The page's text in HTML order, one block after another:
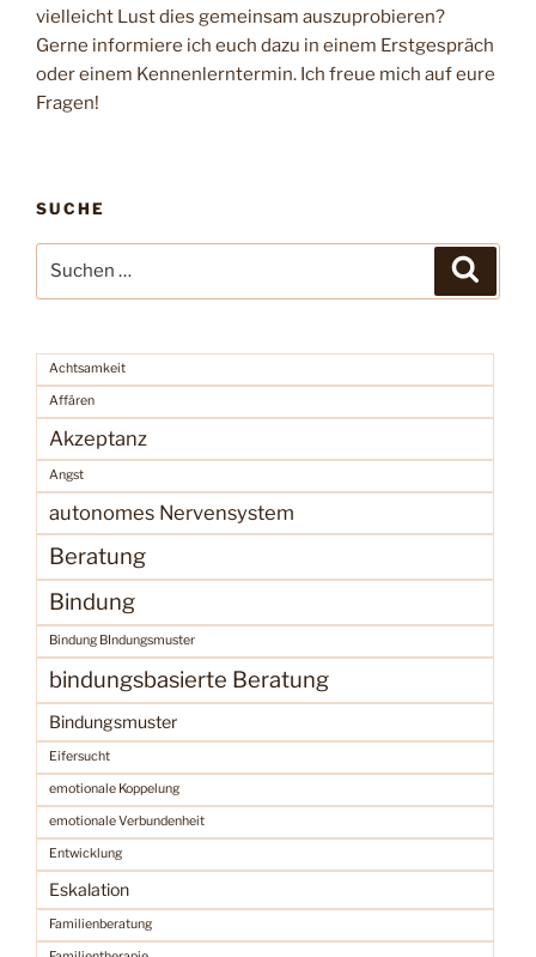
vielleicht Lust dies gemeinsam auszuprobieren?
Gerne informiere ich euch dazu in einem Erstgespräch
oder einem Kennenlerntermin. Ich freue mich auf eure
Fragen!
SUCHE
nach:
Achtsamkeit
Affären
Akzeptanz
Angst
autonomes Nervensystem
Beratung
Bindung
Bindung BIndungsmuster
bindungsbasierte Beratung
Bindungsmuster
Eifersucht
emotionale Koppelung
emotionale Verbundenheit
Entwicklung
Eskalation
Familienberatung